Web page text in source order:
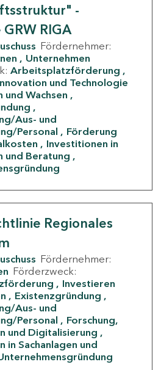
-
RIGA
Fördernehmer:
Unternehmen
Arbeitsplatzförderung
und Technologie
und Wachsen
Aus- und
Personal
Förderung
Investitionen in
und Beratung
Regionales
Fördernehmer:
Förderzweck:
Investieren
Existenzgründung
Aus- und
Personal
Forschung,
und Digitalisierung
in Sachanlagen und